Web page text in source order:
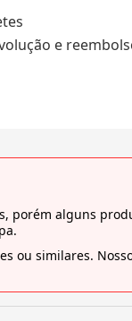
e
porém alguns
ou similares.